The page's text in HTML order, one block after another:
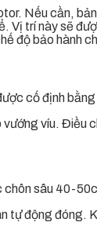
Nếu cần,
trí này sẽ
độ bảo hành
cố định
víu. Điều
sâu 40-
tự động